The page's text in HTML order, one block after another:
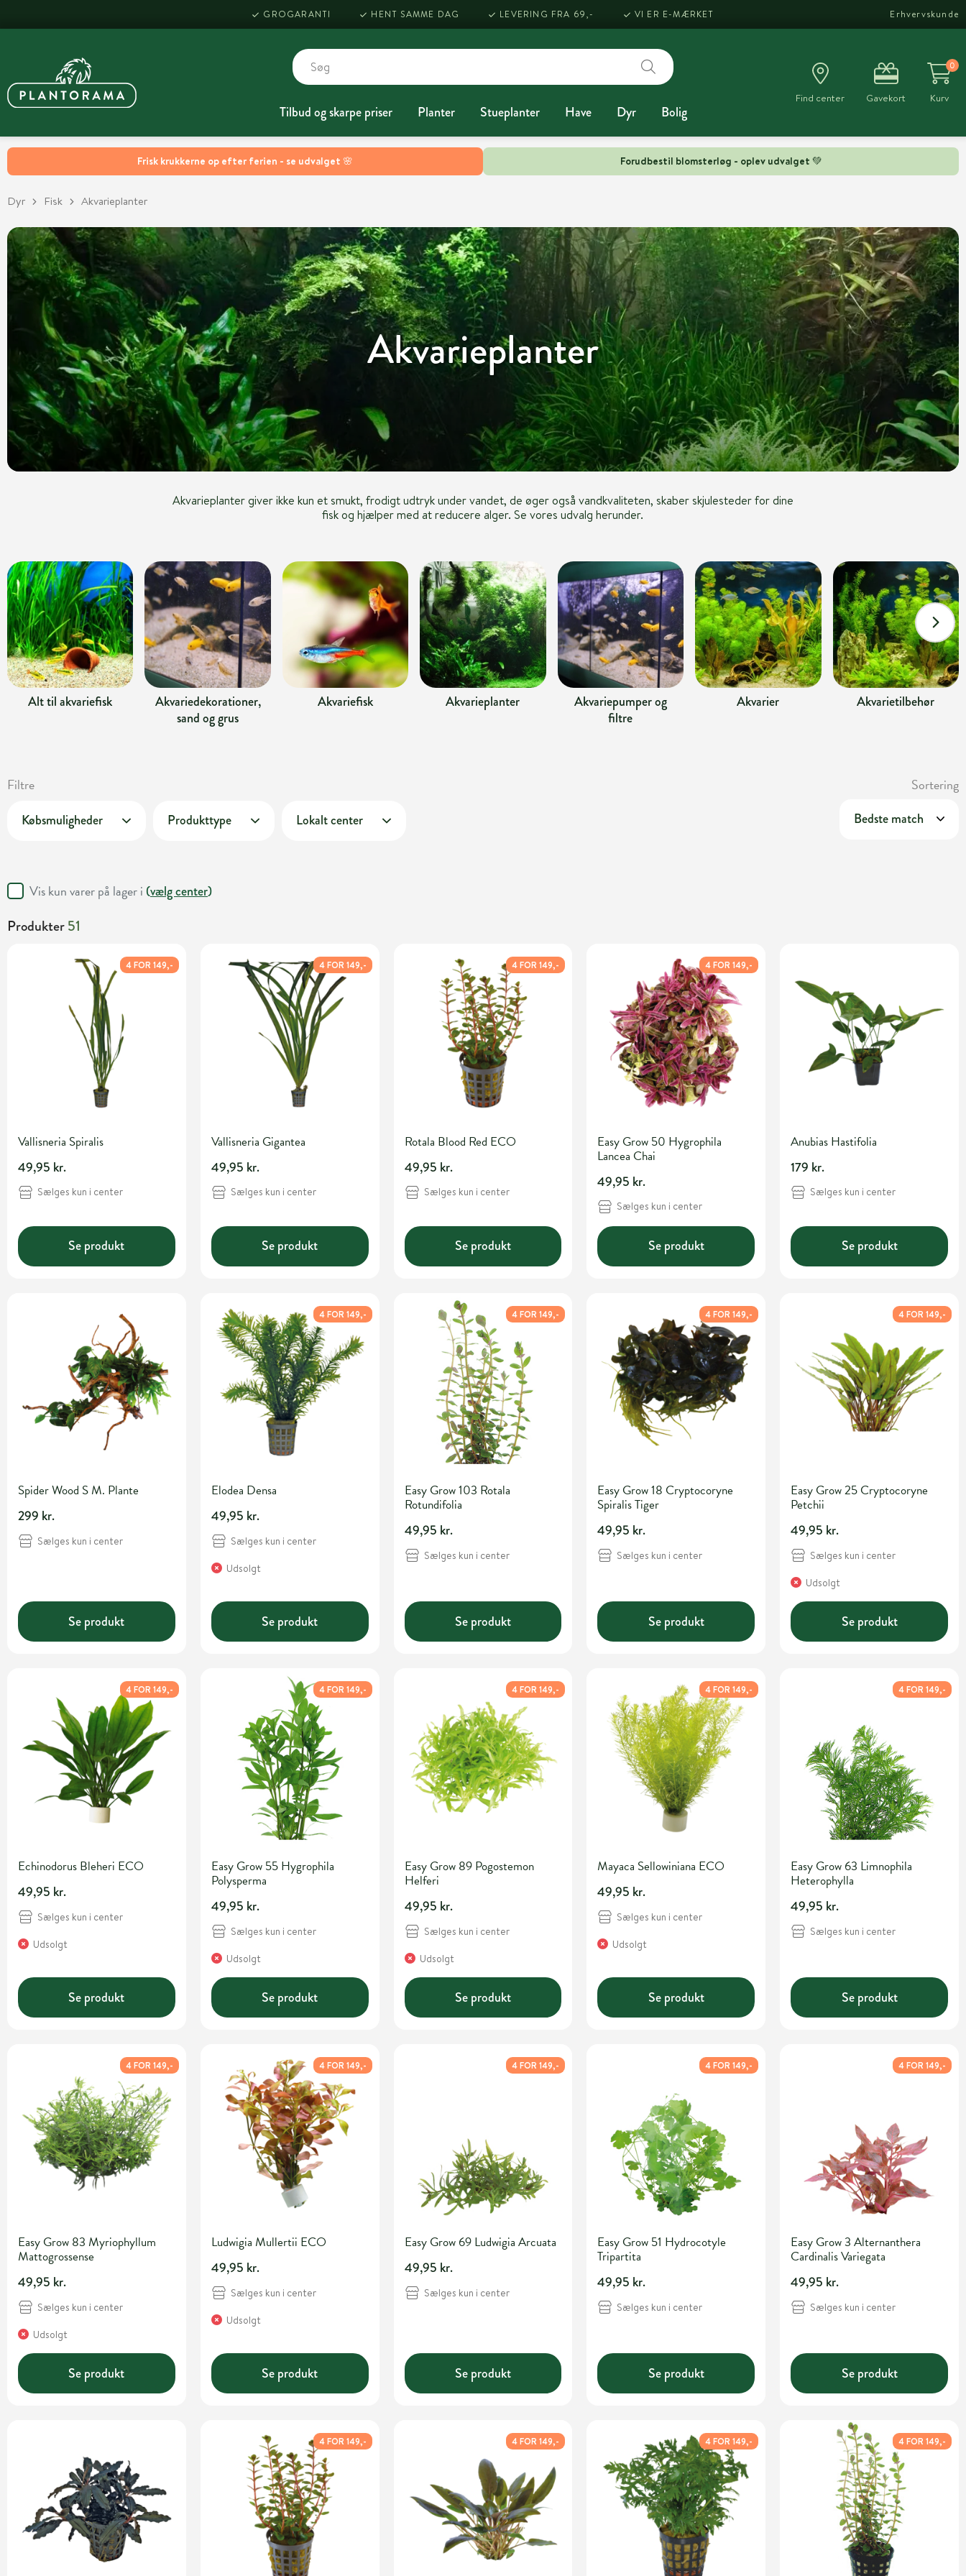
Frisk krukkerne op efter ferien - se udvalget 🌸 Forudbestil blomsterløg - oplev udvalget 💚
GROGARANTI HENT SAMME DAG LEVERING FRA 69,- VI ER E-MÆRKET Erhvervskunde
Tilbud og skarpe priser Planter Stueplanter Have Dyr Bolig
Find center Gavekort
0
Kurv
Dyr Fisk Akvarieplanter
Akvarieplanter
Akvarieplanter giver ikke kun et smukt, frodigt udtryk under vandet, de øger også vandkvaliteten, skaber skjulesteder for dine
fisk og hjælper med at reducere alger. Se vores udvalg herunder.
Alt til akvariefisk
Akvariedekorationer,
sand og grus
Akvariefisk Akvarieplanter
Akvariepumper og
filtre
Akvarier Akvarietilbehør
Filtre Sortering
Købsmuligheder Produkttype Lokalt center
Vis kun varer på lager i (vælg center)
Produkter51
4 FOR 149,-
Vallisneria Spiralis
49,95 kr.
Sælges kun i center
Se produkt
4 FOR 149,-
Vallisneria Gigantea
49,95 kr.
Sælges kun i center
Se produkt
4 FOR 149,-
Rotala Blood Red ECO
49,95 kr.
Sælges kun i center
Se produkt
4 FOR 149,-
Easy Grow 50 Hygrophila
Lancea Chai
49,95 kr.
Sælges kun i center
Se produkt
Anubias Hastifolia
179 kr.
Sælges kun i center
Se produkt
Spider Wood S M. Plante
299 kr.
Sælges kun i center
Se produkt
4 FOR 149,-
Elodea Densa
49,95 kr.
Sælges kun i center
Udsolgt
Se produkt
4 FOR 149,-
Easy Grow 103 Rotala
Rotundifolia
49,95 kr.
Sælges kun i center
Se produkt
4 FOR 149,-
Easy Grow 18 Cryptocoryne
Spiralis Tiger
49,95 kr.
Sælges kun i center
Se produkt
4 FOR 149,-
Easy Grow 25 Cryptocoryne
Petchii
49,95 kr.
Sælges kun i center
Udsolgt
Se produkt
4 FOR 149,-
Echinodorus Bleheri ECO
49,95 kr.
Sælges kun i center
Udsolgt
Se produkt
4 FOR 149,-
Easy Grow 55 Hygrophila
Polysperma
49,95 kr.
Sælges kun i center
Udsolgt
Se produkt
4 FOR 149,-
Easy Grow 89 Pogostemon
Helferi
49,95 kr.
Sælges kun i center
Udsolgt
Se produkt
4 FOR 149,-
Mayaca Sellowiniana ECO
49,95 kr.
Sælges kun i center
Udsolgt
Se produkt
4 FOR 149,-
Easy Grow 63 Limnophila
Heterophylla
49,95 kr.
Sælges kun i center
Se produkt
4 FOR 149,-
Easy Grow 83 Myriophyllum
Mattogrossense
49,95 kr.
Sælges kun i center
Udsolgt
Se produkt
4 FOR 149,-
Ludwigia Mullertii ECO
49,95 kr.
Sælges kun i center
Udsolgt
Se produkt
4 FOR 149,-
Easy Grow 69 Ludwigia Arcuata
49,95 kr.
Sælges kun i center
Se produkt
4 FOR 149,-
Easy Grow 51 Hydrocotyle
Tripartita
49,95 kr.
Sælges kun i center
Se produkt
4 FOR 149,-
Easy Grow 3 Alternanthera
Cardinalis Variegata
49,95 kr.
Sælges kun i center
Se produkt
4 FOR 149,- 4 FOR 149,- 4 FOR 149,- 4 FOR 149,-